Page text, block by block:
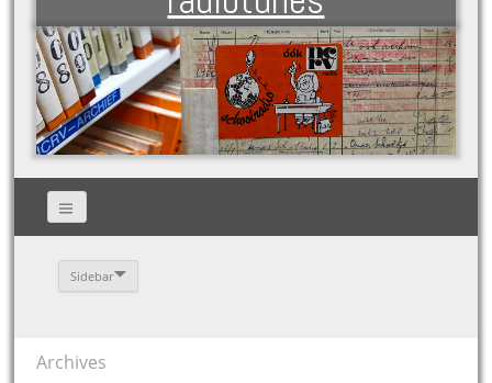
Sidebar
Archives